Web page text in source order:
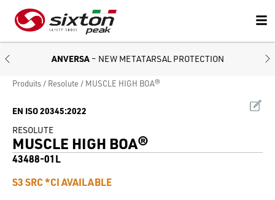
ANVERSA – NEW METATARSAL PROTECTION
Produits Resolute MUSCLE HIGH BOA®
EN ISO 20345:2022
RESOLUTE
MUSCLE HIGH BOA®
43488-01L
S3 SRC *CI AVAILABLE